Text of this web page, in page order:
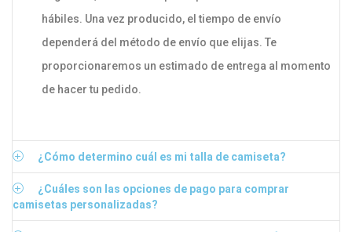
hábiles. Una vez producido, el tiempo de envío
dependerá del método de envío que elijas. Te
proporcionaremos un estimado de entrega al momento
de hacer tu pedido.
¿Cómo determino cuál es mi talla de camiseta?
¿Cuáles son las opciones de pago para comprar
camisetas personalizadas?